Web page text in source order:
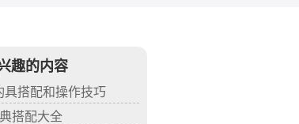
趣的内容
具搭配和操作技巧
搭配大全